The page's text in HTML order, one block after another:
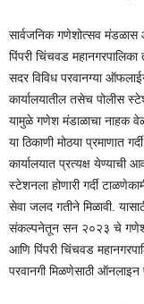
सार्वजनिक गणेशोत्सव मंडळास
पिंपरी चिंचवड
सदर विविध परवानग्या
कार्यालयातील तसेच पोलीस
यामुळे गणेश मंडाळाचा नाहक
या ठिकाणी मोठया प्रमाणात
कार्यालयात प्रत्यक्ष येण्याची
स्टेशनला होणारी गर्दी
सेवा जलद गतीने मिळावी.
संकल्पनेतून सन २०२३ चे
आणि पिंपरी चिंचवड
परवानगी मिळणेसाठी